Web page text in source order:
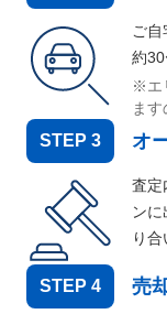
ご
約30
※エ
ま
STEP 3 オ
査定
ン
り
STEP 4 売